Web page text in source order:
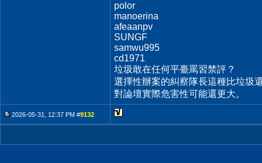
polor
manoerina
afeaanpv
SUNGF
samwu995
cd1971
垃圾敢在任何平臺罵習禁評？
選擇性辦案的糾察隊長這種比垃圾
對論壇實際危害性可能還更大。
2026-05-31, 12:37 PM #9132